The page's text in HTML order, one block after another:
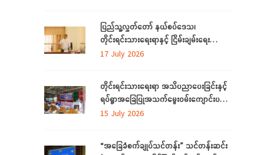
ပြုလုပ်
ပြည်သူ့လွှတ်တော် နယ်စပ်ဒေသ၊
တိုင်းရင်းသားရေးရာနှင့် ငြိမ်းချမ်းရေး
ကော်မတီနှင့် တိုင်းရင်းသားလူမျိုးများရေးရာ
17 July 2026
တိုင်းရင်းသားရေးရာ အသိပညာပေးခြင်းနှင့်
ရပ်ရွာအခြေပြုအသက်မွေးဝမ်းကျောင်းပညာ
လိုအပ်ချက်တို့ကို ဆန်းစစ်စီမံခြင်း အစီအစဉ်
15 July 2026
“အခြေခံစက်ချုပ်သင်တန်း” သင်တန်းဆင်း